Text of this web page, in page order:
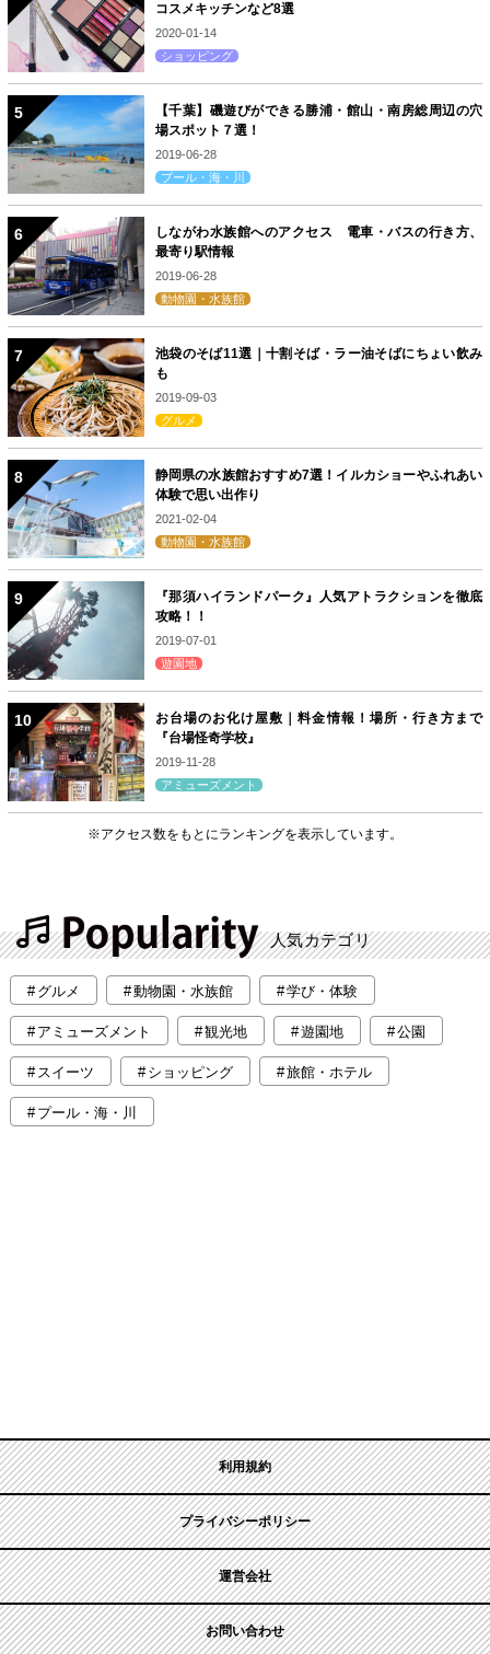
コスメキッチンなど8選
2020-01-14
ショッピング
【千葉】磯遊びができる勝浦・館山・南房総周辺の穴
場スポット７選！
2019-06-28
プール・海・川
しながわ水族館へのアクセス 電車・バスの行き方、
最寄り駅情報
2019-06-28
動物園・水族館
池袋のそば11選｜十割そば・ラー油そばにちょい飲み
も
2019-09-03
グルメ
静岡県の水族館おすすめ7選！イルカショーやふれあい
体験で思い出作り
2021-02-04
動物園・水族館
『那須ハイランドパーク』人気アトラクションを徹底
攻略！！
2019-07-01
遊園地
お台場のお化け屋敷｜料金情報！場所・行き方まで
『台場怪奇学校』
2019-11-28
アミューズメント
※アクセス数をもとにランキングを表示しています。
人気カテゴリ
グルメ 動物園・水族館 学び・体験
アミューズメント 観光地 遊園地 公園
スイーツ ショッピング 旅館・ホテル
プール・海・川
利用規約
プライバシーポリシー
運営会社
お問い合わせ